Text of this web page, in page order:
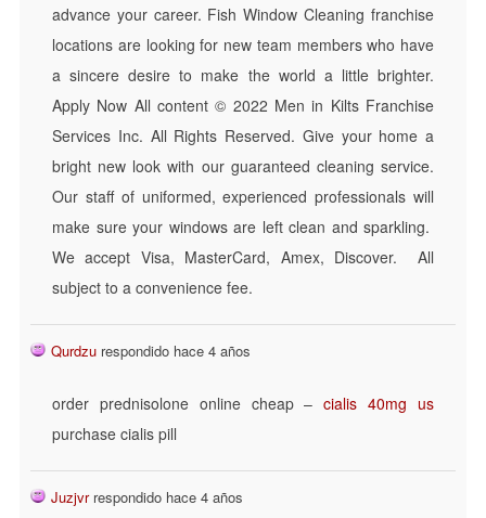
advance your career. Fish Window Cleaning franchise
locations are looking for new team members who have
a sincere desire to make the world a little brighter.
Apply Now All content © 2022 Men in Kilts Franchise
Services Inc. All Rights Reserved. Give your home a
bright new look with our guaranteed cleaning service.
Our staff of uniformed, experienced professionals will
make sure your windows are left clean and sparkling.
We accept Visa, MasterCard, Amex, Discover. All
subject to a convenience fee.
Qurdzu respondido hace 4 años
order prednisolone online cheap –cialis 40mg us
purchase cialis pill
Juzjvrrespondido hace 4 años